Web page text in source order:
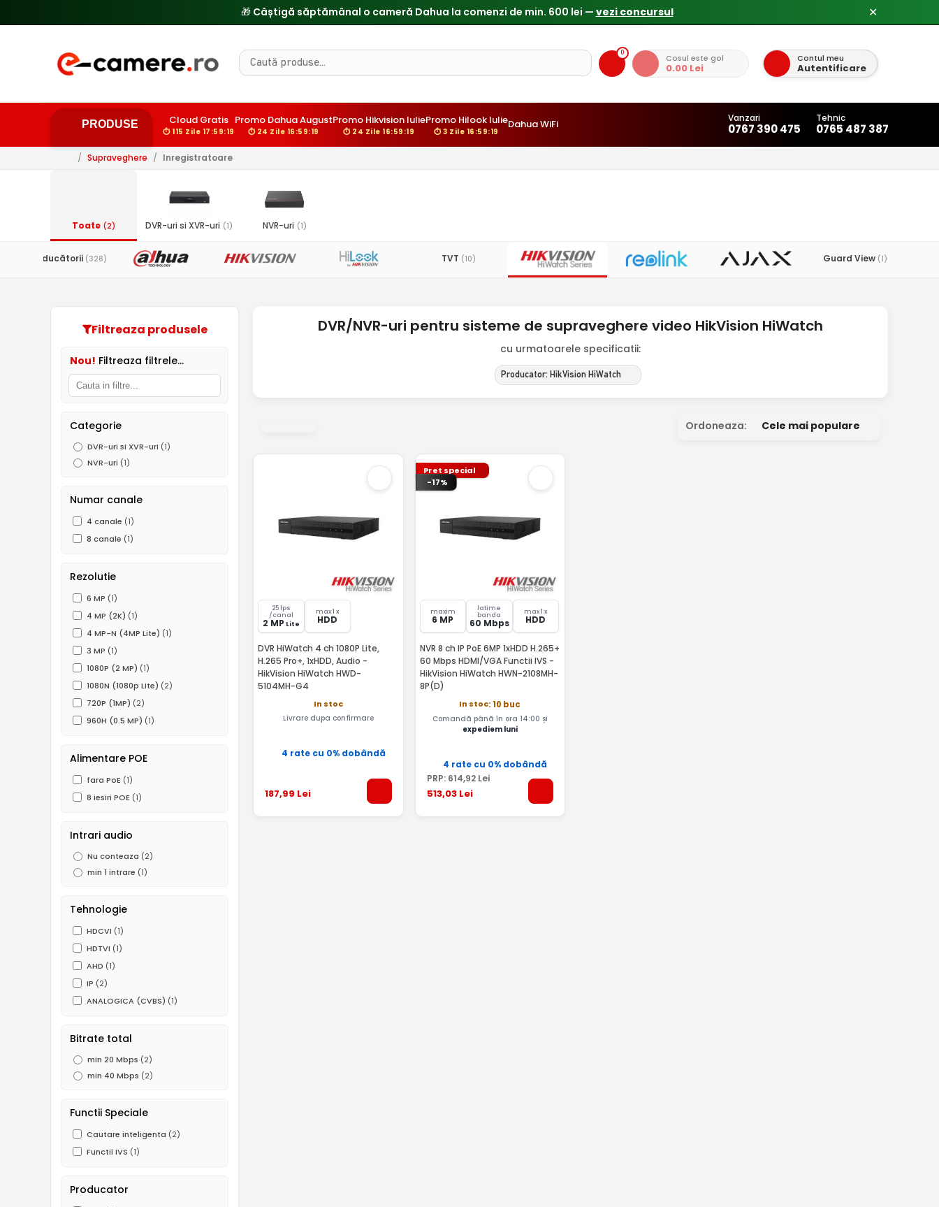
🎁 Câștigă săptămânal o cameră Dahua la comenzi de min. 600 lei — vezi concursul ✕
0 Cosul este gol
0.00 Lei
Contul meu
Autentificare
PRODUSE Cloud Gratis
⏱ 115 Zile 17:59:18
Promo Dahua August
⏱ 24 Zile 16:59:18
Promo Hikvision Iulie
⏱ 24 Zile 16:59:18
Promo Hilook Iulie
⏱ 3 Zile 16:59:18
Dahua WiFi Vanzari
0767 390 475
Tehnic
0765 487 387
/ Supraveghere / Inregistratoare
Toate (2) DVR-uri si XVR-uri (1) NVR-uri (1)
Toți producătorii (328) TVT (10) Guard View (1)
Filtreaza produsele
Nou! Filtreaza filtrele...
Categorie
DVR-uri si XVR-uri (1)
NVR-uri (1)
Numar canale
4 canale (1)
8 canale (1)
Rezolutie
6 MP (1)
4 MP (2K) (1)
4 MP-N (4MP Lite) (1)
3 MP (1)
1080P (2 MP) (1)
1080N (1080p Lite) (2)
720P (1MP) (2)
960H (0.5 MP) (1)
Alimentare POE
fara PoE (1)
8 iesiri POE (1)
Intrari audio
Nu conteaza (2)
min 1 intrare (1)
Tehnologie
HDCVI (1)
HDTVI (1)
AHD (1)
IP (2)
ANALOGICA (CVBS) (1)
Bitrate total
min 20 Mbps (2)
min 40 Mbps (2)
Functii Speciale
Cautare inteligenta (2)
Functii IVS (1)
Producator
DVR/NVR-uri pentru sisteme de supraveghere video HikVision HiWatch
cu urmatoarele specificatii:
Producator: HikVision HiWatch
Ordoneaza: Cele mai populare
25 fps
/canal
2 MP Lite
max 1 x
HDD
DVR HiWatch 4 ch 1080P Lite,
H.265 Pro+, 1xHDD, Audio -
HikVision HiWatch HWD-
5104MH-G4
In stoc
Livrare dupa confirmare
4 rate cu 0% dobândă
187,99 Lei
Pret special
-17%
maxim
6 MP
latime
banda
60 Mbps
max 1 x
HDD
NVR 8 ch IP PoE 6MP 1xHDD H.265+
60 Mbps HDMI/VGA Functii IVS -
HikVision HiWatch HWN-2108MH-
8P(D)
In stoc: 10 buc
Comandă până în ora 14:00 și
expediem luni
4 rate cu 0% dobândă
PRP: 614,92Lei
513,03Lei